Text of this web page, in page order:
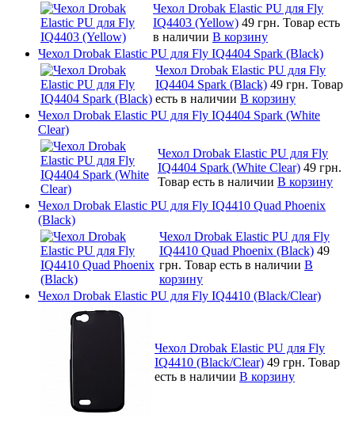
Чехол Drobak Elastic PU для Fly
IQ4403 (Yellow) 49 грн. Товар есть
в наличии В корзину
Чехол Drobak Elastic PU для Fly IQ4404 Spark (Black)
Чехол Drobak Elastic PU для Fly
IQ4404 Spark (Black) 49 грн. Товар
есть в наличии В корзину
Чехол Drobak Elastic PU для Fly IQ4404 Spark (White
Clear)
Чехол Drobak Elastic PU для Fly
IQ4404 Spark (White Clear) 49 грн.
Товар есть в наличии В корзину
Чехол Drobak Elastic PU для Fly IQ4410 Quad Phoenix
(Black)
Чехол Drobak Elastic PU для Fly
IQ4410 Quad Phoenix (Black) 49
грн. Товар есть в наличии В
корзину
Чехол Drobak Elastic PU для Fly IQ4410 (Black/Clear)
Чехол Drobak Elastic PU для Fly
IQ4410 (Black/Clear) 49 грн. Товар
есть в наличии В корзину